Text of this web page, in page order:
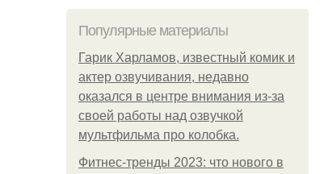
Популярные материалы
Гарик Харламов, известный комик и
актер озвучивания, недавно
оказался в центре внимания из-за
своей работы над озвучкой
мультфильма про колобка.
Фитнес-тренды 2023: что нового в